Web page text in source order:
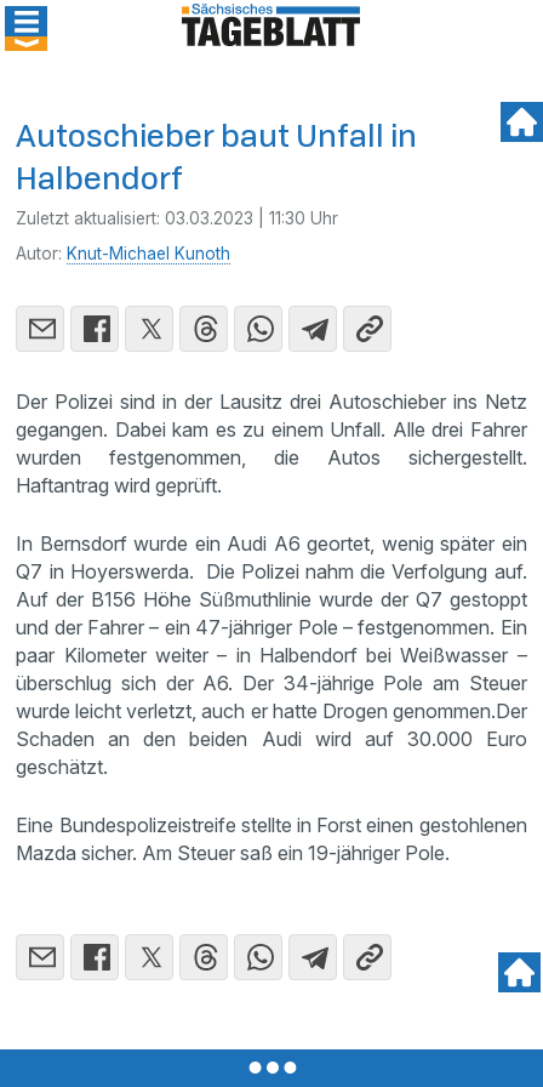
Autoschieber baut Unfall in
Halbendorf
Zuletzt aktualisiert:03.03.2023 | 11:30 Uhr
Autor: Knut-Michael Kunoth
Der Polizei sind in der Lausitz drei Autoschieber ins Netz
gegangen. Dabei kam es zu einem Unfall. Alle drei Fahrer
wurden festgenommen, die Autos sichergestellt.
Haftantrag wird geprüft.
In Bernsdorf wurde ein Audi A6 geortet, wenig später ein
Q7 in Hoyerswerda. Die Polizei nahm die Verfolgung auf.
Auf der B156 Höhe Süßmuthlinie wurde der Q7 gestoppt
und der Fahrer – ein 47-jähriger Pole – festgenommen. Ein
paar Kilometer weiter – in Halbendorf bei Weißwasser –
überschlug sich der A6. Der 34-jährige Pole am Steuer
wurde leicht verletzt, auch er hatte Drogen genommen.Der
Schaden an den beiden Audi wird auf 30.000 Euro
geschätzt.
Eine Bundespolizeistreife stellte in Forst einen gestohlenen
Mazda sicher. Am Steuer saß ein 19-jähriger Pole.